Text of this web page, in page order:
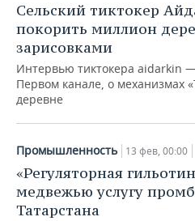
Сельский тиктокер
покорить миллион
зарисовками
Интервью тиктокера aidarkin
Первом канале, о механизмах
деревне
Промышленность 13 фев, 00:00
«Регуляторная
медвежью услугу
Татарстана